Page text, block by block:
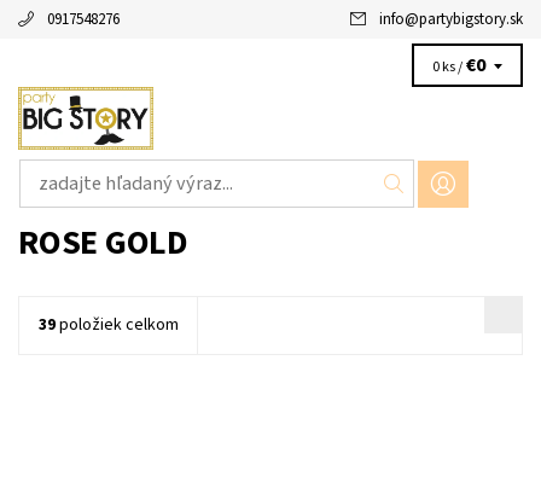
0917548276 info@partybigstory.sk
0 ks /€0
ROSE GOLD
39položiek celkom